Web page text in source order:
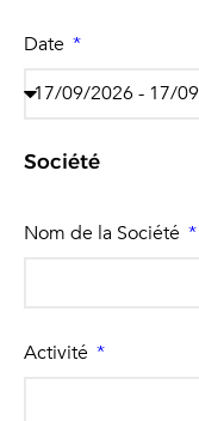
Date
Société
Nom de la Société
Activité